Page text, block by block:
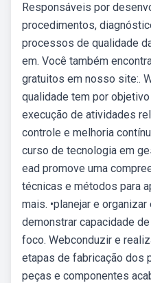
Responsáveis por
procedimentos,
processos de qualidade
em. Você também
gratuitos em nosso site:.
qualidade tem por
execução de atividades
controle e melhoria
curso de tecnologia em
ead promove uma
técnicas e métodos para
mais. •planejar e
demonstrar capacidade
foco. Webconduzir e
etapas de fabricação dos
peças e componentes